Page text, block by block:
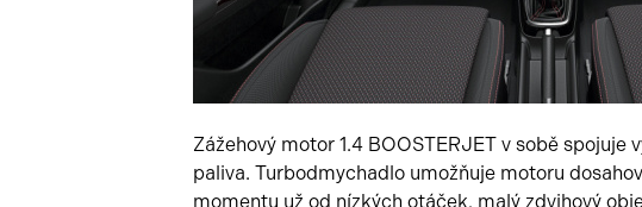
Zážehový motor 1.4 BOOSTERJET v sobě spojuje
paliva. Turbodmychadlo umožňuje motoru
momentu už od nízkých otáček, malý zdvihový